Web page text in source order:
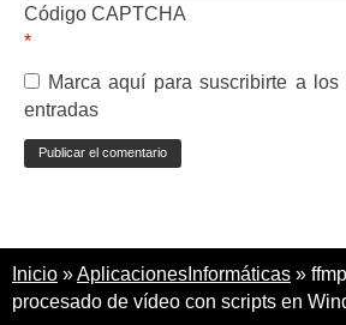
Código CAPTCHA
*
Marca aquí para suscribirte a
entradas
Inicio »AplicacionesInformáticas »
procesado de vídeo con scripts en